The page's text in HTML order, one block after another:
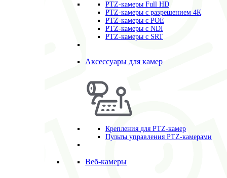
PTZ-камеры Full HD
PTZ-камеры с разрешением 4К
PTZ-камеры с POE
PTZ-камеры c NDI
PTZ-камеры с SRT
Аксессуары для камер
Крепления для PTZ-камер
Пульты управления PTZ-камерами
Веб-камеры